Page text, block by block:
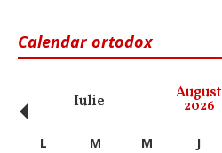
Calendar ortodox
Iulie August
2026
‹ L M M J